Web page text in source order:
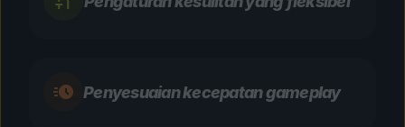
Penyesuaian kecepatan gameplay